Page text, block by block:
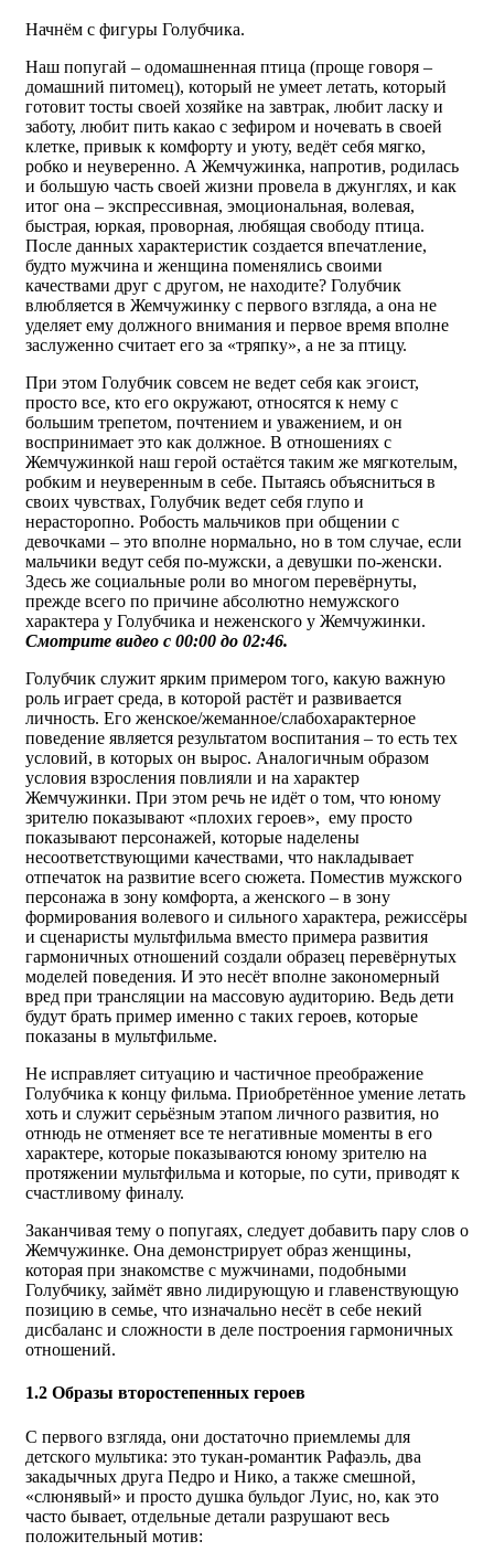
Начнём с фигуры Голубчика.
Наш попугай – одомашненная птица (проще говоря –
домашний питомец), который не умеет летать, который
готовит тосты своей хозяйке на завтрак, любит ласку и
заботу, любит пить какао с зефиром и ночевать в своей
клетке, привык к комфорту и уюту, ведёт себя мягко,
робко и неуверенно. А Жемчужинка, напротив, родилась
и большую часть своей жизни провела в джунглях, и как
итог она – экспрессивная, эмоциональная, волевая,
быстрая, юркая, проворная, любящая свободу птица.
После данных характеристик создается впечатление,
будто мужчина и женщина поменялись своими
качествами друг с другом, не находите? Голубчик
влюбляется в Жемчужинку с первого взгляда, а она не
уделяет ему должного внимания и первое время вполне
заслуженно считает его за «тряпку», а не за птицу.
При этом Голубчик совсем не ведет себя как эгоист,
просто все, кто его окружают, относятся к нему с
большим трепетом, почтением и уважением, и он
воспринимает это как должное. В отношениях с
Жемчужинкой наш герой остаётся таким же мягкотелым,
робким и неуверенным в себе. Пытаясь объясниться в
своих чувствах, Голубчик ведет себя глупо и
нерасторопно. Робость мальчиков при общении с
девочками – это вполне нормально, но в том случае, если
мальчики ведут себя по-мужски, а девушки по-женски.
Здесь же социальные роли во многом перевёрнуты,
прежде всего по причине абсолютно немужского
характера у Голубчика и неженского у Жемчужинки.
Смотрите видео с 00:00 до 02:46.
Голубчик служит ярким примером того, какую важную
роль играет среда, в которой растёт и развивается
личность. Его женское/жеманное/слабохарактерное
поведение является результатом воспитания – то есть тех
условий, в которых он вырос. Аналогичным образом
условия взросления повлияли и на характер
Жемчужинки. При этом речь не идёт о том, что юному
зрителю показывают «плохих героев», ему просто
показывают персонажей, которые наделены
несоответствующими качествами, что накладывает
отпечаток на развитие всего сюжета. Поместив мужского
персонажа в зону комфорта, а женского – в зону
формирования волевого и сильного характера, режиссёры
и сценаристы мультфильма вместо примера развития
гармоничных отношений создали образец перевёрнутых
моделей поведения. И это несёт вполне закономерный
вред при трансляции на массовую аудиторию. Ведь дети
будут брать пример именно с таких героев, которые
показаны в мультфильме.
Не исправляет ситуацию и частичное преображение
Голубчика к концу фильма. Приобретённое умение летать
хоть и служит серьёзным этапом личного развития, но
отнюдь не отменяет все те негативные моменты в его
характере, которые показываются юному зрителю на
протяжении мультфильма и которые, по сути, приводят к
счастливому финалу.
Заканчивая тему о попугаях, следует добавить пару слов о
Жемчужинке. Она демонстрирует образ женщины,
которая при знакомстве с мужчинами, подобными
Голубчику, займёт явно лидирующую и главенствующую
позицию в семье, что изначально несёт в себе некий
дисбаланс и сложности в деле построения гармоничных
отношений.
1.2 Образы второстепенных героев
С первого взгляда, они достаточно приемлемы для
детского мультика: это тукан-романтик Рафаэль, два
закадычных друга Педро и Нико, а также смешной,
«слюнявый» и просто душка бульдог Луис, но, как это
часто бывает, отдельные детали разрушают весь
положительный мотив: